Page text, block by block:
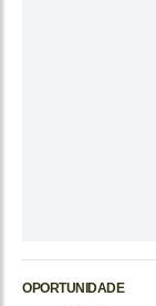
OPORTUNIDADE